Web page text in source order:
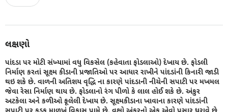
લક્ષણો
પાંદડા પર મોટી સંખ્યામાં વધુ વિકસેલ (કહેવાતા ફોડલાઓ) દેખાય છે. ફોડલી
નિર્માણ કરતાં સૂક્ષ્મ કીડાની પ્રજાતિઓ પર આધાર રાખીને પાંદડાંની કિનારી જાડી
થઇ શકે છે. વાળની અતિશય વૃદ્ધિ ના કારણે પાંદડાની નીચેની સપાટી પર મખમલ
જેવા રેસા નિર્માણ થાય છે. ફોડલાનો રંગ પીળો કે લાલ હોઈ શકે છે. અંકુર
અટકેલા અને કળીઓ ફૂલેલી દેખાય છે. સૂક્ષ્મકીડાના ખાવાના કારણે પાંદડાંની